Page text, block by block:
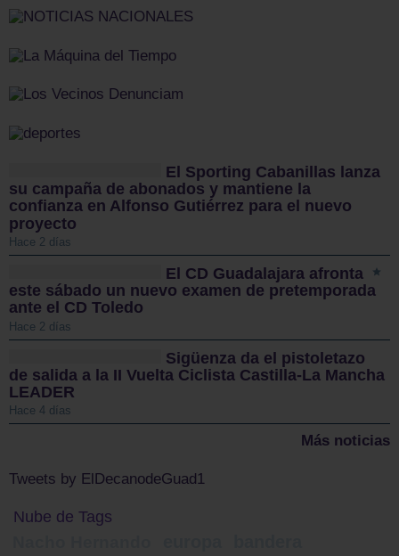
El Sporting Cabanillas lanza
su campaña de abonados y mantiene la
confianza en Alfonso Gutiérrez para el nuevo
proyecto
Hace 2 días
El CD Guadalajara afronta
este sábado un nuevo examen de pretemporada
ante el CD Toledo
Hace 2 días
Sigüenza da el pistoletazo
de salida a la II Vuelta Ciclista Castilla-La Mancha
LEADER
Hace 4 días
Más noticias
Tweets by ElDecanodeGuad1
Nube de Tags